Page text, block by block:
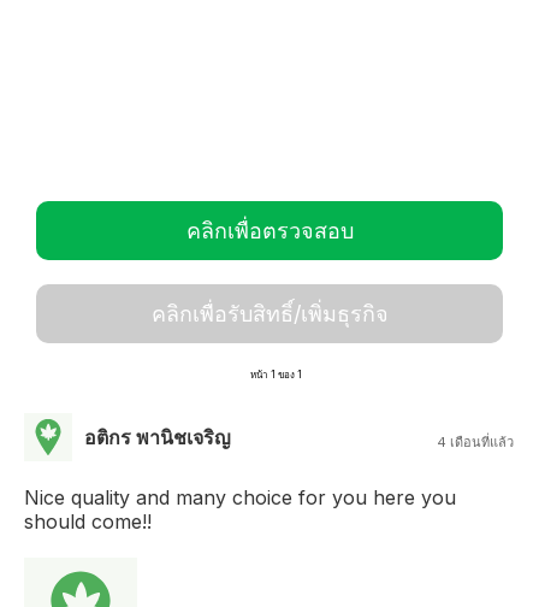
คลิกเพื่อตรวจสอบ
คลิกเพื่อรับสิทธิ์/เพิ่มธุรกิจ
หน้า 1 ของ 1
อติกร พานิชเจริญ 4 เดือนที่แล้ว
Nice quality and many choice for you here you
should come!!